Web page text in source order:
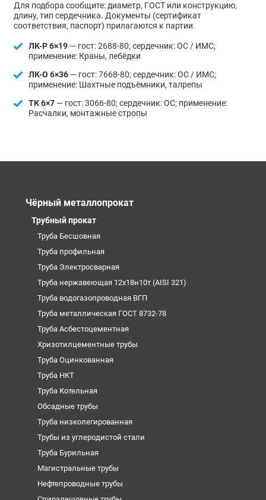
Для подбора сообщите: диаметр, ГОСТ или конструкцию,
длину, тип сердечника. Документы (сертификат
соответствия, паспорт) прилагаются к партии.
ЛК-Р 6×19— гост: 2688-80; сердечник: ОС / ИМС;
применение: Краны, лебёдки
ЛК-О 6×36— гост: 7668-80; сердечник: ОС / ИМС;
применение: Шахтные подъёмники, талрепы
ТК 6×7— гост: 3066-80; сердечник: ОС; применение:
Расчалки, монтажные стропы
Чёрный металлопрокат
Трубный прокат
Труба Бесшовная
Труба профильная
Труба Электросварная
Труба нержавеющая 12х18н10т (AISI 321)
Труба водогазопроводная ВГП
Труба металлическая ГОСТ 8732-78
Труба Асбестоцементная
Хризотилцементные трубы
Труба Оцинкованная
Труба НКТ
Труба Котельная
Обсадные трубы
Труба низколегированная
Трубы из углеродистой стали
Труба Бурильная
Магистральные трубы
Нефтепроводные трубы